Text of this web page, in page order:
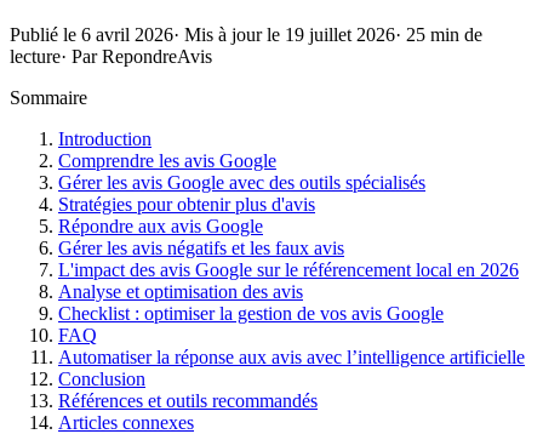
Publié le 6 avril 2026· Mis à jour le 19 juillet 2026· 25 min de
lecture· ParRepondreAvis
Sommaire
Introduction
Comprendre les avis Google
Gérer les avis Google avec des outils spécialisés
Stratégies pour obtenir plus d'avis
Répondre aux avis Google
Gérer les avis négatifs et les faux avis
L'impact des avis Google sur le référencement local en 2026
Analyse et optimisation des avis
Checklist : optimiser la gestion de vos avis Google
FAQ
Automatiser la réponse aux avis avec l’intelligence artificielle
Conclusion
Références et outils recommandés
Articles connexes